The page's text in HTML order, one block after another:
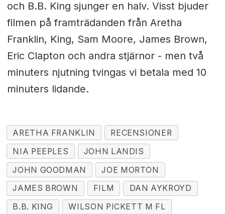
och B.B. King sjunger en halv. Visst bjuder
filmen på framträdanden från Aretha
Franklin, King, Sam Moore, James Brown,
Eric Clapton och andra stjärnor - men två
minuters njutning tvingas vi betala med 10
minuters lidande.
ARETHA FRANKLIN
RECENSIONER
NIA PEEPLES
JOHN LANDIS
JOHN GOODMAN
JOE MORTON
JAMES BROWN
FILM
DAN AYKROYD
B.B. KING
WILSON PICKETT M FL